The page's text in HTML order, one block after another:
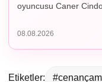
oyuncusu Caner
08.08.2026
Etiketler: